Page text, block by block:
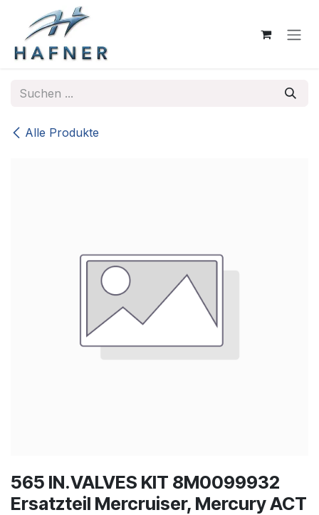
Zum Inhalt springen
Alle Produkte
565 IN.VALVES KIT 8M0099932
Ersatzteil Mercruiser, Mercury ACT